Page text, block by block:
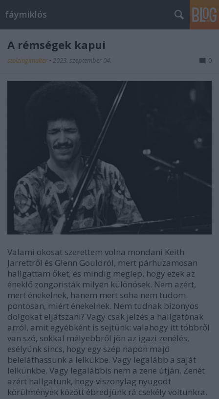
fáymiklós
A rémségek kapui
stolzingimalter • 2023. szeptember 04. 0
Valami okosat szerettem volna mondani Keith
Jarrettről és Glenn Gouldról, mert párhuzamosan
hallgattam őket, és mindig meglep, hogy ezek az
éneklő zongoristák milyen különösek. Nem azért,
mert énekelnek, hanem mert soha nem tudom
pontosan, miért énekelnek. Nem tudnak bizonyos
dolgokat eljátszani? Vagy csak jelzés a hallgatónak
arról, amit egyébként is sejtünk: valahogy itt többről
van szó, sokkal mélyebbről jön az igazi zenélés,
esélyünk sincs, hogy egy szép napon majd
beleláthassunk a lelkükbe. Vagy legalább a saját
lelkünkbe. Vagy legalábbis nem a zene útján. Zenét
azért hallgatunk, hogy viszonylag nyugodt
körülmények között ébredjünk rá csekély voltunkra.